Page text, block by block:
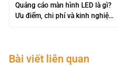
Quảng cáo màn hình LED là gì?
Ưu điểm, chi phí và kinh nghiệm
Bài viết liên quan